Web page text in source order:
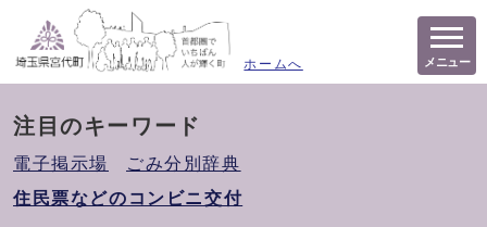
ホームへ メニュー
注目のキーワード
電子掲示場
ごみ分別辞典
住民票などのコンビニ交付